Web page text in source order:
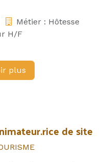
Métier : Hôtesse
H/F
plus
de site